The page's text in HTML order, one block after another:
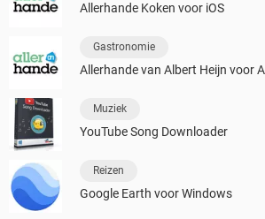
Allerhande Koken voor iOS
Gastronomie
Allerhande van Albert Heijn voor
Muziek
YouTube Song Downloader
Reizen
Google Earth voor Windows